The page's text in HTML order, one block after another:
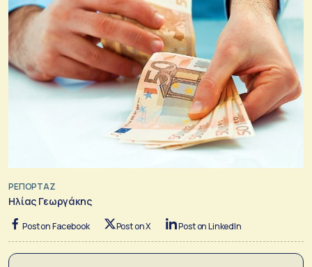
ΡΕΠΟΡΤΑΖ
Ηλίας Γεωργάκης
Post on Facebook Post on X Post on LinkedIn